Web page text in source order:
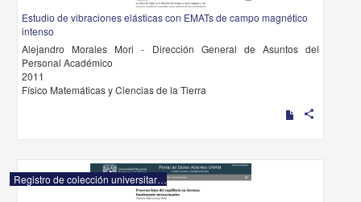
Estudio de vibraciones elásticas con EMATs de campo magnético
intenso
Alejandro Morales Mori - Dirección General de Asuntos del
Personal Académico
2011
Físico Matemáticas y Ciencias de la Tierra
share
Registro de colección universitaria